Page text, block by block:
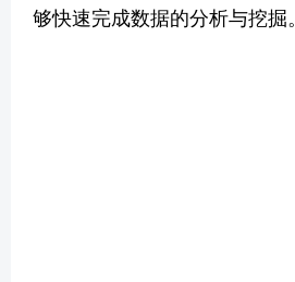
够快速完成数据的分析与挖掘。